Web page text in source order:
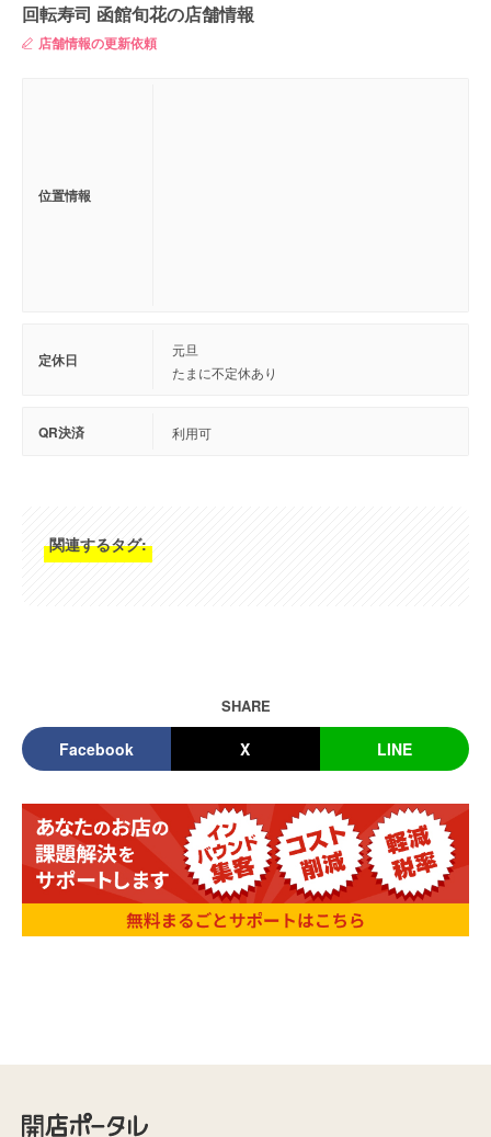
回転寿司 函館旬花の店舗情報
店舗情報の更新依頼
位置情報
定休日
元旦
たまに不定休あり
QR決済 利用可
関連するタグ:
SHARE
Facebook X LINE